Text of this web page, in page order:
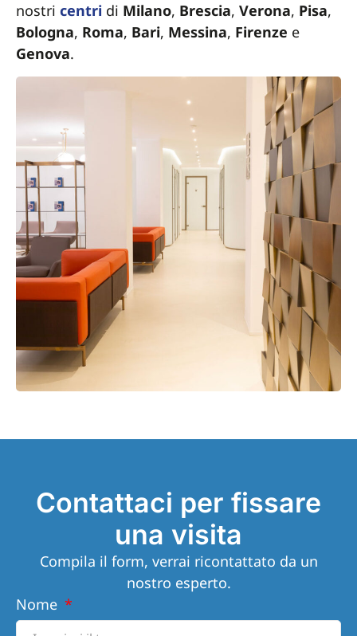
nostri centri di Milano, Brescia, Verona, Pisa,
Bologna, Roma, Bari, Messina, Firenze e
Genova.
Contattaci per fissare
una visita
Compila il form, verrai ricontattato da un
nostro esperto.
Nome